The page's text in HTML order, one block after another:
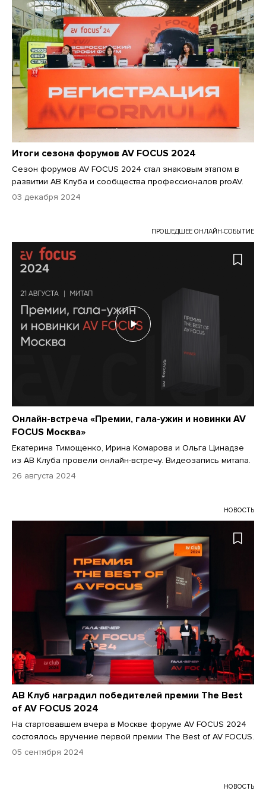
Итоги сезона форумов AV FOCUS 2024
Сезон форумов AV FOCUS 2024 стал знаковым этапом в
развитии АВ Клуба и сообщества профессионалов proAV.
03 декабря 2024
ПРОШЕДШЕЕ ОНЛАЙН-СОБЫТИЕ
Онлайн-встреча «Премии, гала-ужин и новинки AV
FOCUS Москва»
Екатерина Тимощенко, Ирина Комарова и Ольга Цинадзе
из АВ Клуба провели онлайн-встречу. Видеозапись митапа.
26 августа 2024
НОВОСТЬ
АВ Клуб наградил победителей премии The Best
of AV FOCUS 2024
На стартовавшем вчера в Москве форуме AV FOCUS 2024
состоялось вручение первой премии The Best of AV FOCUS.
05 сентября 2024
НОВОСТЬ